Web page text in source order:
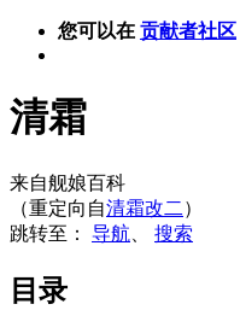
您可以在 贡献者社区
清霜
来自舰娘百科
（重定向自清霜改二 ）
跳转至： 导航 搜索
目录